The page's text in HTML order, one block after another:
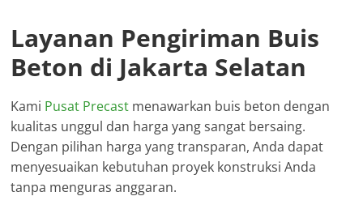
Layanan Pengiriman Buis
Beton di Jakarta Selatan
Kami Pusat Precast menawarkan buis beton dengan
kualitas unggul dan harga yang sangat bersaing.
Dengan pilihan harga yang transparan, Anda dapat
menyesuaikan kebutuhan proyek konstruksi Anda
tanpa menguras anggaran.